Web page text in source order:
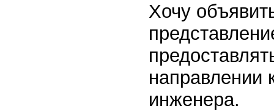
Хочу
направлении
инженера.